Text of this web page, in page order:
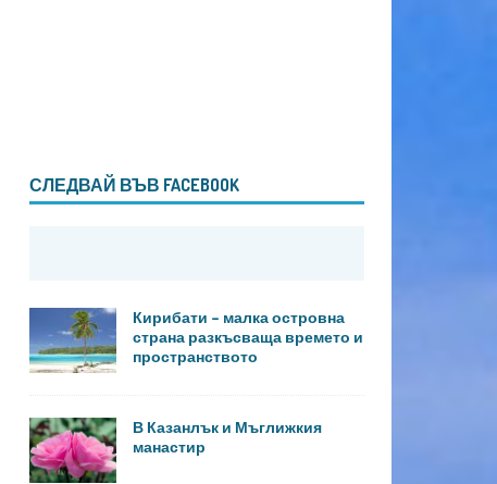
СЛЕДВАЙ ВЪВ FACEBOOK
Кирибати – малка островна
страна разкъсваща времето и
пространството
В Казанлък и Мъглижкия
манастир